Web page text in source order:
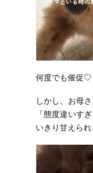
何度でも催促♡
しかし、お母
「態度違いす
いきり甘えら